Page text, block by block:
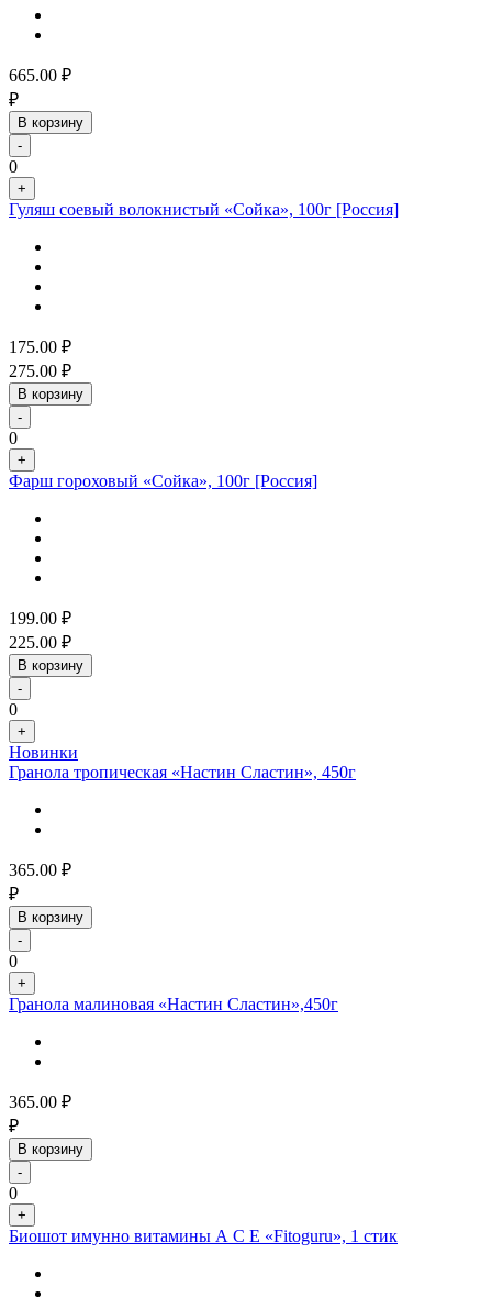
665.00 ₽
₽
В корзину
-
0
+
Гуляш соевый волокнистый «Сойка», 100г [Россия]
175.00 ₽
275.00 ₽
В корзину
-
0
+
Фарш гороховый «Сойка», 100г [Россия]
199.00 ₽
225.00 ₽
В корзину
-
0
+
Новинки
Гранола тропическая «Настин Сластин», 450г
365.00 ₽
₽
В корзину
-
0
+
Гранола малиновая «Настин Сластин»,450г
365.00 ₽
₽
В корзину
-
0
+
Биошот имунно витамины А С Е «Fitoguru», 1 стик